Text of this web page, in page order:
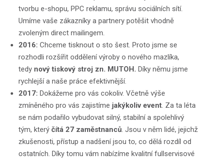
tvorbu e-shopu, PPC reklamu, správu sociálních sítí.
Umíme vaše zákazníky a partnery potěšit vhodně
zvoleným direct mailingem.
2016: Chceme tisknout o sto šest. Proto jsme se
rozhodli rozšířit oddělení výroby o nového mazlíka,
tedy nový tiskový stroj zn. MUTOH. Díky němu jsme
rychlejší a naše práce efektivnější.
2017: Dokážeme pro vás cokoliv. Včetně výše
zmíněného pro vás zajistíme jakýkoliv event. Za ta léta
se nám podařilo vybudovat silný, stabilní a spolehlivý
tým, který čítá 27 zaměstnanců. Jsou v něm lidé, jejichž
zkušenosti, přístup a nadšení jsou to, co dělá rozdíl od
ostatních. Díky tomu vám nabízíme kvalitní fullservisové